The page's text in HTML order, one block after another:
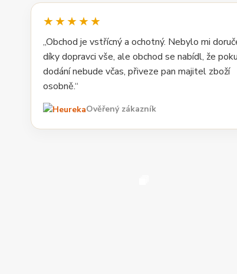
★★★★★
„Obchod je vstřícný a ochotný. Nebylo mi
díky dopravci vše, ale obchod se nabídl, že
dodání nebude včas, přiveze pan majitel zboží
osobně.“
Ověřený zákazník